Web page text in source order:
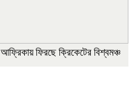
আফ্রিকায় ফিরছে ক্রিকেটের বিশ্বমঞ্চ